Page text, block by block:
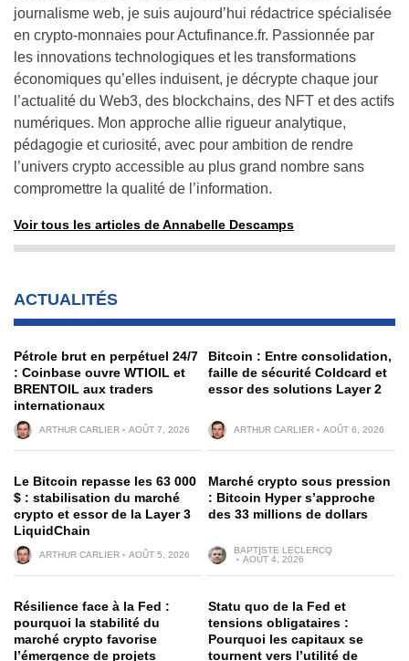
journalisme web, je suis aujourd’hui rédactrice spécialisée
en crypto-monnaies pour Actufinance.fr. Passionnée par
les innovations technologiques et les transformations
économiques qu’elles induisent, je décrypte chaque jour
l’actualité du Web3, des blockchains, des NFT et des actifs
numériques. Mon approche allie rigueur analytique,
pédagogie et curiosité, avec pour ambition de rendre
l’univers crypto accessible au plus grand nombre sans
compromettre la qualité de l’information.
Voir tous les articles de Annabelle Descamps
ACTUALITÉS
Pétrole brut en perpétuel 24/7
: Coinbase ouvre WTIOIL et
BRENTOIL aux traders
internationaux
ARTHUR CARLIER AOÛT 7, 2026
Bitcoin : Entre consolidation,
faille de sécurité Coldcard et
essor des solutions Layer 2
ARTHUR CARLIER AOÛT 6, 2026
Le Bitcoin repasse les 63 000
$ : stabilisation du marché
crypto et essor de la Layer 3
LiquidChain
ARTHUR CARLIER AOÛT 5, 2026
Marché crypto sous pression
: Bitcoin Hyper s’approche
des 33 millions de dollars
BAPTISTE LECLERCQ
AOÛT 4, 2026
Résilience face à la Fed :
pourquoi la stabilité du
marché crypto favorise
l’émergence de projets
Statu quo de la Fed et
tensions obligataires :
Pourquoi les capitaux se
tournent vers l’utilité de